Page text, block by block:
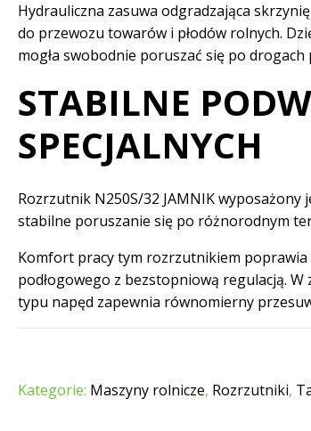
Hydrauliczna zasuwa odgradzająca
do przewozu towarów i płodów rolnych.
mogła swobodnie poruszać się po drogach
STABILNE
SPECJALNYCH
Rozrzutnik N250S/32 JAMNIK
stabilne poruszanie się po różnorodnym
Komfort pracy tym rozrzutnikiem
podłogowego z bezstopniową regulacją.
typu napęd zapewnia równomierny
Kategorie: Maszyny rolnicze, Rozrzutniki,